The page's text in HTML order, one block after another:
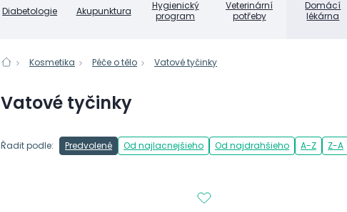
Diabetologie Akupunktura
Hygienický
program
Veterinární
potřeby
Domácí
lékárna
Kosmetika Péče o tělo Vatové tyčinky
Vatové tyčinky
Řadit podle: Predvolené Od najlacnejšieho Od najdrahšieho A-Z Z-A